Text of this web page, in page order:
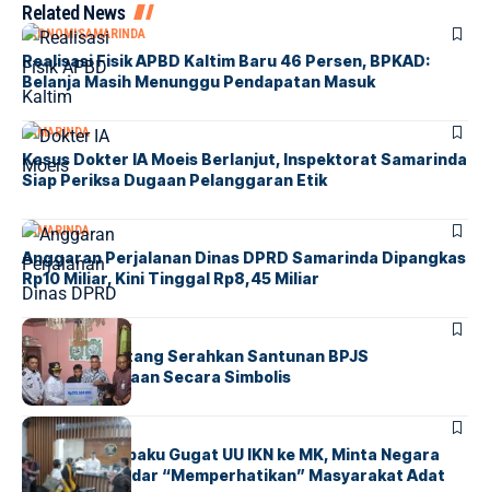
Related News
EKONOMISAMARINDA
Realisasi Fisik APBD Kaltim Baru 46 Persen, BPKAD:
Belanja Masih Menunggu Pendapatan Masuk
SAMARINDA
Kasus Dokter IA Moeis Berlanjut, Inspektorat Samarinda
Siap Periksa Dugaan Pelanggaran Etik
SAMARINDA
Anggaran Perjalanan Dinas DPRD Samarinda Dipangkas
Rp10 Miliar, Kini Tinggal Rp8,45 Miliar
BONTANGSOCIETY
Walikota Bontang Serahkan Santunan BPJS
Ketenagakerjaan Secara Simbolis
KALTIMNASIONAL
Suku Balik Sepaku Gugat UU IKN ke MK, Minta Negara
Tak Lagi Sekadar “Memperhatikan” Masyarakat Adat